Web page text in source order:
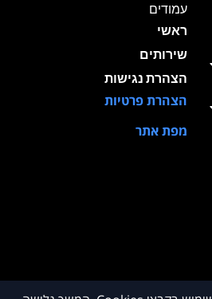
עמודים
ראשי
שירותים
הצהרת נגישות
הצהרת פרטיות
מפת אתר